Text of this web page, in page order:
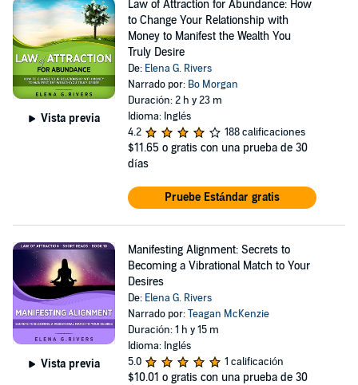
Vista previa
Law of Attraction for Abundance: How
to Change Your Relationship with
Money to Manifest the Wealth You
Truly Desire
De: Elena G. Rivers
Narrado por: Bo Morgan
Duración: 2 h y 23 m
Idioma: Inglés
4.2
188 calificaciones
$11.65 o gratis con una prueba de 30
días
Pruebe Estándar gratis
Vista previa
Manifesting Alignment: Secrets to
Becoming a Vibrational Match to Your
Desires
De: Elena G. Rivers
Narrado por:Teagan McKenzie
Duración: 1 h y 15 m
Idioma: Inglés
5.0
1 calificación
$10.01 o gratis con una prueba de 30